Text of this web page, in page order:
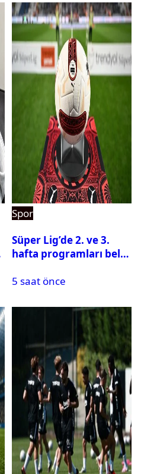
Spor
Süper Lig’de 2. ve 3.
hafta programları belli
5 saat önce